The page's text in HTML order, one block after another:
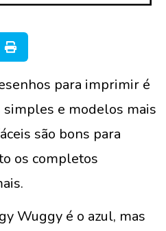
para imprimir é
e modelos mais
são bons para
os completos
Wuggy é o azul, mas